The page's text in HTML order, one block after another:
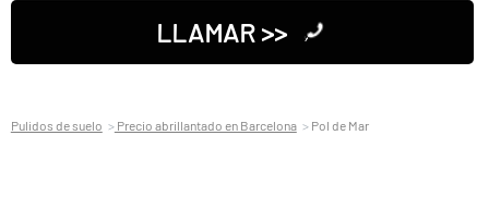
LLAMAR >>
Pulidos de suelo Precio abrillantado en Barcelona Pol de Mar